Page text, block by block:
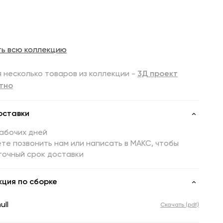
всю коллекцию
несколько товаров из коллекции - 3Д проект
дней
позвонить нам или написать в МАКС, чтобы
срок доставки
по сборке
Скачать (pdf)